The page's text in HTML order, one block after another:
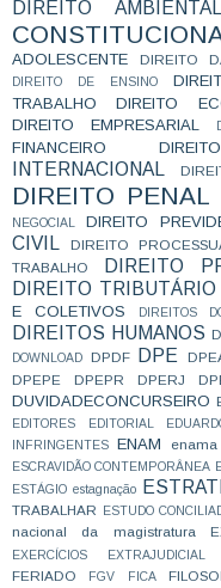
DIREITO AMBIENTAL
ADOLESCENTE
DIREITO
DIREITO DE ENSINO
TRABALHO
DIREITO
DIREITO EMPRESARIAL
FINANCEIRO
INTERNACIONAL
DIREITO PENAL
NEGOCIAL
DIREITO
CIVIL
DIREITO
TRABALHO
DIREITO
DIREITO TRIBUTÁRIO
E COLETIVOS
DIREITOS
DIREITOS HUMANOS
DOWNLOAD DPDF DPE
DPEPE
DPEPR DPERJ
DUVIDADECONCURSEIRO
EDITORES EDITORIAL
INFRINGENTES
ENAM enama
ESCRAVIDÃO CONTEMPORÂNEA
ESTÁGIO estagnação
TRABALHAR
ESTUDO
nacional da magistratura
EXERCÍCIOS EXTRAJUDICIAL
FERIADO FGV FICA